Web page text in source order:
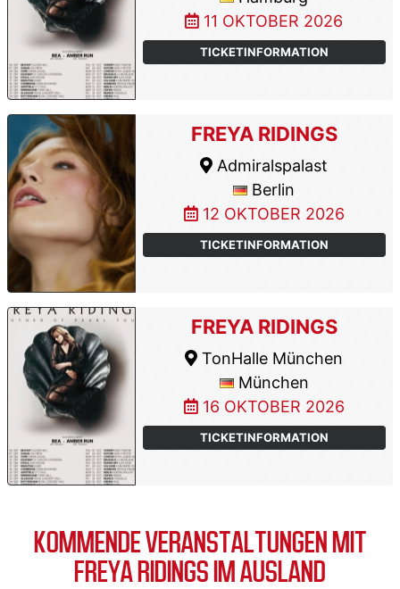
11 OKTOBER 2026
TICKETINFORMATION
FREYA RIDINGS
Admiralspalast
Berlin
12 OKTOBER 2026
TICKETINFORMATION
FREYA RIDINGS
TonHalle München
München
16 OKTOBER 2026
TICKETINFORMATION
KOMMENDE VERANSTALTUNGEN MIT
FREYA RIDINGS IM AUSLAND